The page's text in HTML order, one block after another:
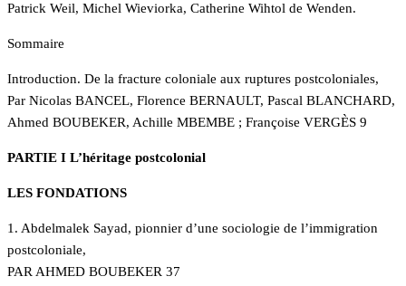
Patrick Weil, Michel Wieviorka, Catherine Wihtol de Wenden.
Sommaire
Introduction. De la fracture coloniale aux ruptures postcoloniales,
Par Nicolas BANCEL, Florence BERNAULT, Pascal BLANCHARD,
Ahmed BOUBEKER, Achille MBEMBE ; Françoise VERGÈS 9
PARTIE I L’héritage postcolonial
LES FONDATIONS
1. Abdelmalek Sayad, pionnier d’une sociologie de l’immigration
postcoloniale,
PAR AHMED BOUBEKER 37